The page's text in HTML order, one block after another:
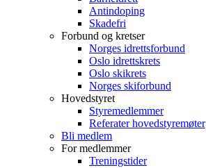
Antindoping
Skadefri
Forbund og kretser
Norges idrettsforbund
Oslo idrettskrets
Oslo skikrets
Norges skiforbund
Hovedstyret
Styremedlemmer
Referater hovedstyremøter
Bli medlem
For medlemmer
Treningstider